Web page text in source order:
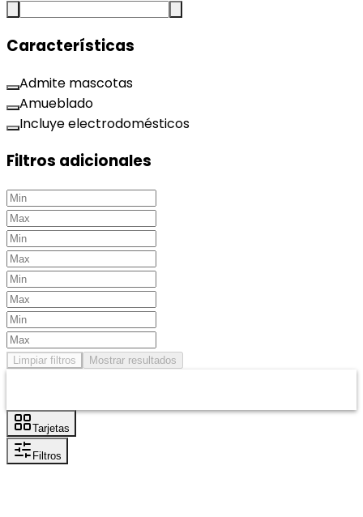
Características
Admite mascotas
Amueblado
Incluye electrodomésticos
Filtros adicionales
Limpiar filtros Mostrar resultados
Tarjetas
Filtros